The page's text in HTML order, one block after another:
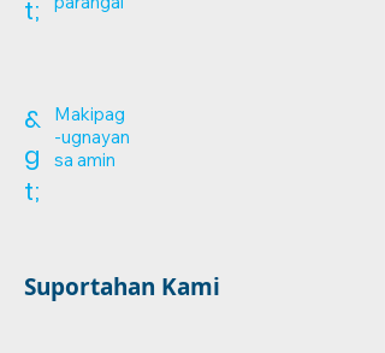
t;
&
g
t;
Makipag
-ugnayan
sa amin
Suportahan Kami